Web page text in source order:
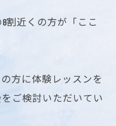
割近くの方が「ここ
方に体験レッスンを
ご検討いただいてい